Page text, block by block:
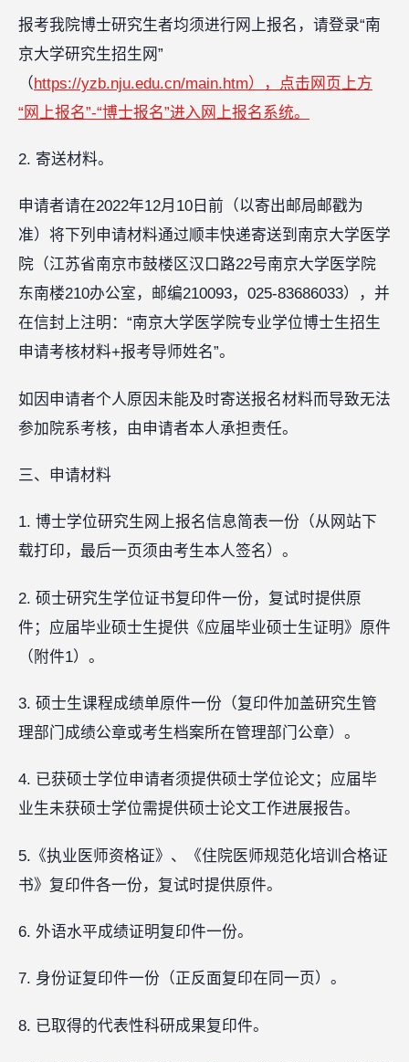
报考我院博士研究生者均须进行网上报名，请登录“南
京大学研究生招生网”
（https://yzb.nju.edu.cn/main.htm），点击网页上方
“网上报名”-“博士报名”进入网上报名系统。
2. 寄送材料。
申请者请在2022年12月10日前（以寄出邮局邮戳为
准）将下列申请材料通过顺丰快递寄送到南京大学医学
院（江苏省南京市鼓楼区汉口路22号南京大学医学院
东南楼210办公室，邮编210093，025-83686033），并
在信封上注明：“南京大学医学院专业学位博士生招生
申请考核材料+报考导师姓名”。
如因申请者个人原因未能及时寄送报名材料而导致无法
参加院系考核，由申请者本人承担责任。
三、申请材料
1. 博士学位研究生网上报名信息简表一份（从网站下
载打印，最后一页须由考生本人签名）。
2. 硕士研究生学位证书复印件一份，复试时提供原
件；应届毕业硕士生提供《应届毕业硕士生证明》原件
（附件1）。
3. 硕士生课程成绩单原件一份（复印件加盖研究生管
理部门成绩公章或考生档案所在管理部门公章）。
4. 已获硕士学位申请者须提供硕士学位论文；应届毕
业生未获硕士学位需提供硕士论文工作进展报告。
5.《执业医师资格证》、《住院医师规范化培训合格证
书》复印件各一份，复试时提供原件。
6. 外语水平成绩证明复印件一份。
7. 身份证复印件一份（正反面复印在同一页）。
8. 已取得的代表性科研成果复印件。